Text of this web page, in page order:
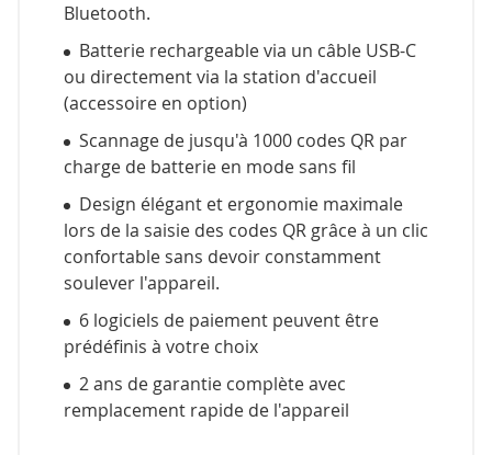
Bluetooth.
Batterie rechargeable via un câble USB-C
ou directement via la station d'accueil
(accessoire en option)
Scannage de jusqu'à 1000 codes QR par
charge de batterie en mode sans fil
Design élégant et ergonomie maximale
lors de la saisie des codes QR grâce à un clic
confortable sans devoir constamment
soulever l'appareil.
6 logiciels de paiement peuvent être
prédéfinis à votre choix
2 ans de garantie complète avec
remplacement rapide de l'appareil